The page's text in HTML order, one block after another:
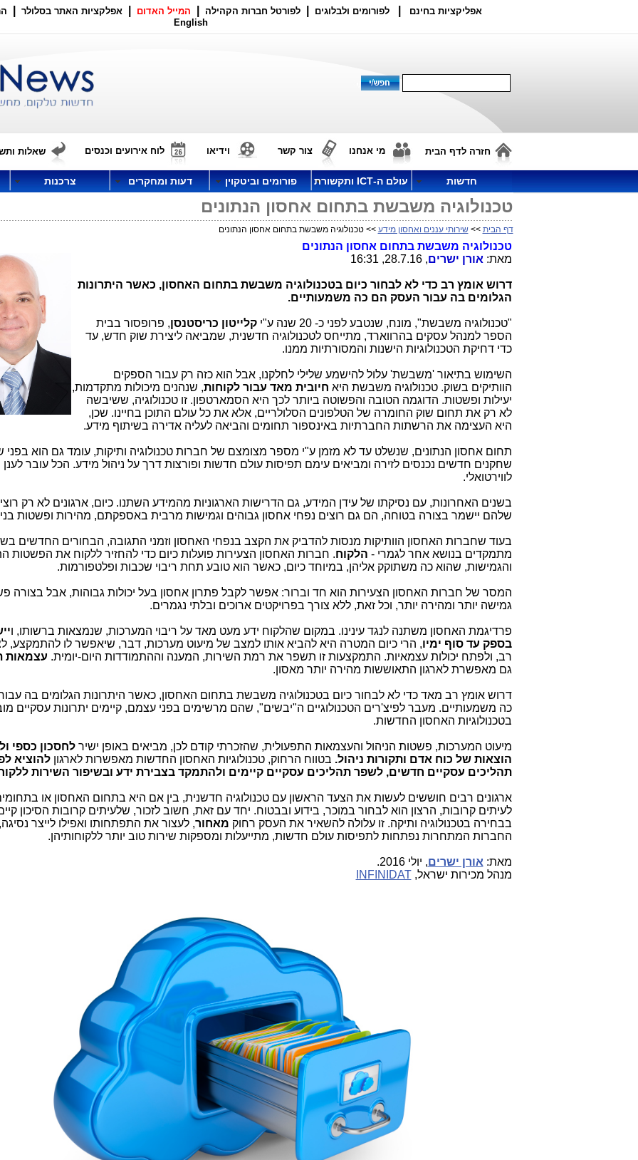
אפליקציות בחינם לפורומים ולבלוגים לפורטל חברות הקהילה המייל האדום אפלקציות האתר בסלולר
English
חזרה לדף הבית מי אנחנו צור קשר וידיאו לוח אירועים וכנסים שאלות
חדשות עולם ה-ICT ותקשורת פורומים וביטקוין דעות ומחקרים צרכנות
טכנולוגיה משבשת בתחום אחסון הנתונים
דף הבית >>שירותי עננים ואחסון מידע >> טכנולוגיה משבשת בתחום אחסון הנתונים
טכנולוגיה משבשת בתחום אחסון הנתונים
מאת: אורן ישרים, 28.7.16, 16:31
דרוש אומץ רב כדי לא לבחור כיום בטכנולוגיה משבשת בתחום האחסון, כאשר היתרונות
הגלומים בה עבור העסק הם כה משמעותיים.
"טכנולוגיה משבשת", מונח, שנטבע לפני כ- 20 שנה ע"י קלייטון כריסטנסן, פרופסור בבית
הספר למנהל עסקים בהרווארד, מתייחס לטכנולוגיה חדשנית, שמביאה ליצירת שוק חדש, עד
כדי דחיקת הטכנולוגיות הישנות והמסורתיות ממנו.
השימוש בתיאור 'משבשת' עלול להישמע שלילי לחלקנו, אבל הוא כזה רק עבור הספקים
הוותיקים בשוק. טכנולוגיה משבשת היא חיובית מאד עבור לקוחות, שנהנים מיכולות מתקדמות,
יעילות ופשטות. הדוגמה הטובה והפשוטה ביותר לכך היא הסמארטפון. זו טכנולוגיה, ששיבשה
לא רק את תחום שוק החומרה של הטלפונים הסלולריים, אלא את כל עולם התוכן בחיינו. שכן,
היא העצימה את הרשתות החברתיות באינספור תחומים והביאה לעליה אדירה בשיתוף מידע.
תחום אחסון הנתונים, שנשלט עד לא מזמן ע"י מספר מצומצם של חברות טכנולוגיה ותיקות, עומד גם הוא בפני
שחקנים חדשים נכנסים לזירה ומביאים עימם תפיסות עולם חדשות ופורצות דרך על ניהול מידע. הכל עובר לענן
לווירטואלי.
בשנים האחרונות, עם נסיקתו של עידן המידע, גם הדרישות הארגוניות מהמידע השתנו. כיום, ארגונים לא רק
שלהם יישמר בצורה בטוחה, הם גם רוצים נפחי אחסון גבוהים וגמישות מרבית באספקתם, מהירות ופשטות
בעוד שחברות האחסון הוותיקות מנסות להדביק את הקצב בנפחי האחסון וזמני התגובה, הבחורים החדשים
מתמקדים בנושא אחר לגמרי - הלקוח. חברות האחסון הצעירות פועלות כיום כדי להחזיר ללקוח את הפשטות
והגמישות, שהוא כה משתוקק אליהן, במיוחד כיום, כאשר הוא טובע תחת ריבוי שכבות ופלטפורמות.
המסר של חברות האחסון הצעירות הוא חד וברור: אפשר לקבל פתרון אחסון בעל יכולות גבוהות, אבל בצורה
גמישה יותר ומהירה יותר, וכל זאת, ללא צורך בפרויקטים ארוכים ובלתי נגמרים.
פרדיגמת האחסון משתנה לנגד עינינו. במקום שהלקוח ידע מעט מאד על ריבוי המערכות, שנמצאות ברשותו, ו
בספק עד סוף ימיו, הרי כיום המטרה היא להביא אותו למצב של מיעוט מערכות, דבר, שיאפשר לו להתמקצע,
רב, ולפתח יכולות עצמאיות. התמקצעות זו תשפר את רמת השירות, המענה וההתמודדות היום-יומית. עצמאות
גם מאפשרת לארגון התאוששות מהירה יותר מאסון.
דרוש אומץ רב מאד כדי לא לבחור כיום בטכנולוגיה משבשת בתחום האחסון, כאשר היתרונות הגלומים בה
כה משמעותיים. מעבר לפיצ'רים הטכנולוגיים ה"יבשים", שהם מרשימים בפני עצמם, קיימים יתרונות עסקיים
בטכנולוגיות האחסון החדשות.
מיעוט המערכות, פשטות הניהול והעצמאות התפעולית, שהזכרתי קודם לכן, מביאים באופן ישירלחסכון כספי
הוצאות של כוח אדם ותקורות ניהול. בטווח הרחוק, טכנולוגיות האחסון החדשות מאפשרות לארגוןלהוציא
תהליכים עסקיים חדשים, לשפר תהליכים עסקיים קיימים ולהתמקד בצבירת ידע ובשיפור השירות
ארגונים רבים חוששים לעשות את הצעד הראשון עם טכנולוגיה חדשנית, בין אם היא בתחום האחסון או
לעיתים קרובות, הרצון הוא לבחור במוכר, בידוע ובבטוח. יחד עם זאת, חשוב לזכור, שלעיתים קרובות הסיכון
בבחירה בטכנולוגיה ותיקה. זו עלולה להשאיר את העסק רחוק מאחור, לעצור את התפתחותו ואפילו לייצר
החברות המתחרות נפתחות לתפיסות עולם חדשות, מתייעלות ומספקות שירות טוב יותר ללקוחותיהן.
מאת: אורן ישרים, יולי 2016.
מנהל מכירות ישראל,INFINIDAT